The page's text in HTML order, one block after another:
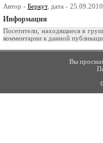
Автор - Беркут, дата - 25.09.2010
Информация
Посетители, находящиеся в
комментарии к данной
Вы